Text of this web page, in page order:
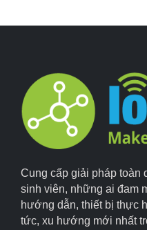
Cung cấp giải pháp toàn
sinh viên, những ai đam
hướng dẫn, thiết bị thực
tức, xu hướng mới nhất